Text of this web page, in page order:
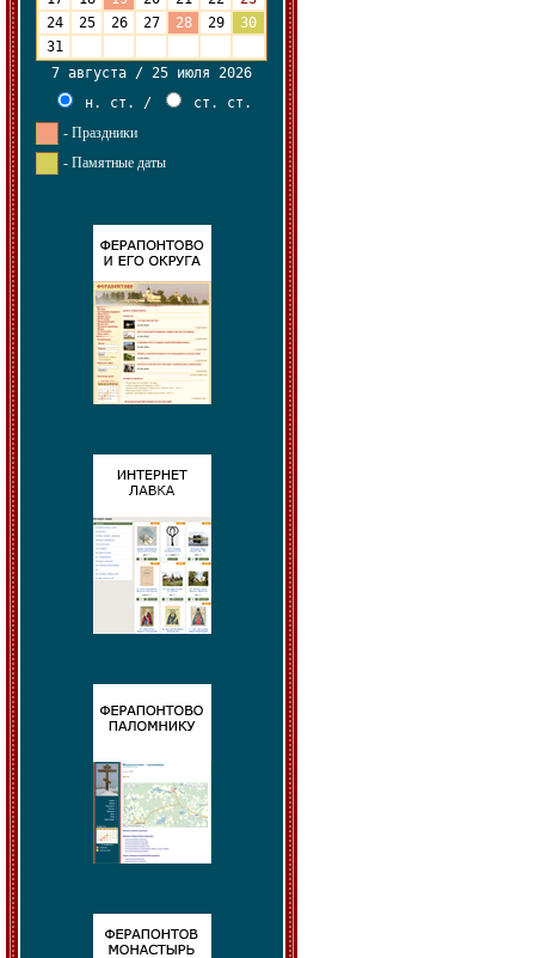
24
25 26 27 28 29
30
31
7 августа / 25 июля 2026
н. ст.
/
ст. ст.
- Праздники
- Памятные даты